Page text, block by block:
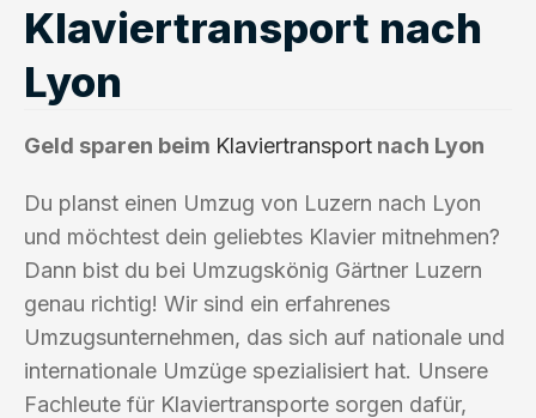
Klaviertransport nach
Lyon
Geld sparen beim Klaviertransport nach Lyon
Du planst einen Umzug von Luzern nach Lyon
und möchtest dein geliebtes Klavier mitnehmen?
Dann bist du bei Umzugskönig Gärtner Luzern
genau richtig! Wir sind ein erfahrenes
Umzugsunternehmen, das sich auf nationale und
internationale Umzüge spezialisiert hat. Unsere
Fachleute für Klaviertransporte sorgen dafür,